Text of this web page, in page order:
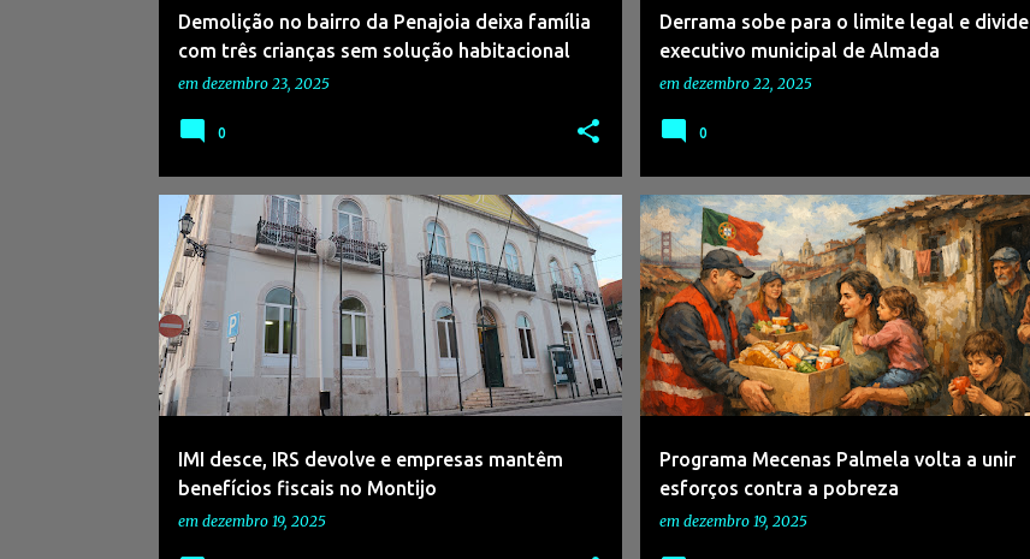
Demolição no bairro da Penajoia deixa família
com três crianças sem solução habitacional
em dezembro 23, 2025
0
Derrama sobe para o limite legal e divide
executivo municipal de Almada
em dezembro 22, 2025
0
IMI desce, IRS devolve e empresas mantêm
benefícios fiscais no Montijo
em dezembro 19, 2025
#AUTARQUIAS #EMPRESAS #IMI
#IMPOSTOSMUNICIPAIS +
#MONTIJO
Programa Mecenas Palmela volta a unir
esforços contra a pobreza
em dezembro 19, 2025
#AÇÃOSOCIAL #APOIOALIMENTAR #PALMELA
#RESPONSABILIDADESOCIAL #SOLIDARIEDADE